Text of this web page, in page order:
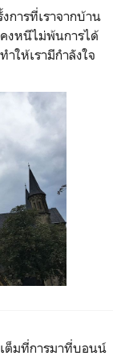
การที่เราจากบ้าน
งหนีไม่พ้นการได้
ให้เรามีกำลังใจ
ที่การมาที่บอนน์